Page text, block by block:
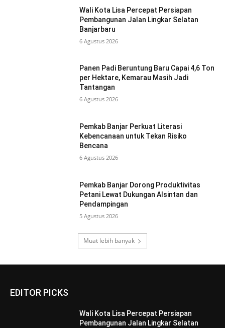
Wali Kota Lisa Percepat Persiapan
Pembangunan Jalan Lingkar Selatan
Banjarbaru
6 Agustus 2026
Panen Padi Beruntung Baru Capai 4,6 Ton
per Hektare, Kemarau Masih Jadi
Tantangan
6 Agustus 2026
Pemkab Banjar Perkuat Literasi
Kebencanaan untuk Tekan Risiko
Bencana
6 Agustus 2026
Pemkab Banjar Dorong Produktivitas
Petani Lewat Dukungan Alsintan dan
Pendampingan
5 Agustus 2026
Muat lebih banyak
EDITOR PICKS
Wali Kota Lisa Percepat Persiapan
Pembangunan Jalan Lingkar Selatan